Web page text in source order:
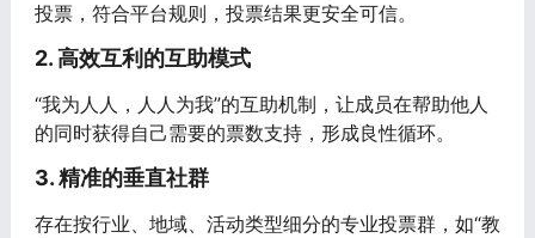
投票，符合平台规则，投票结果更安全可信。
2. 高效互利的互助模式
“我为人人，人人为我”的互助机制，让成员在帮助他人
的同时获得自己需要的票数支持，形成良性循环。
3. 精准的垂直社群
存在按行业、地域、活动类型细分的专业投票群，如“教